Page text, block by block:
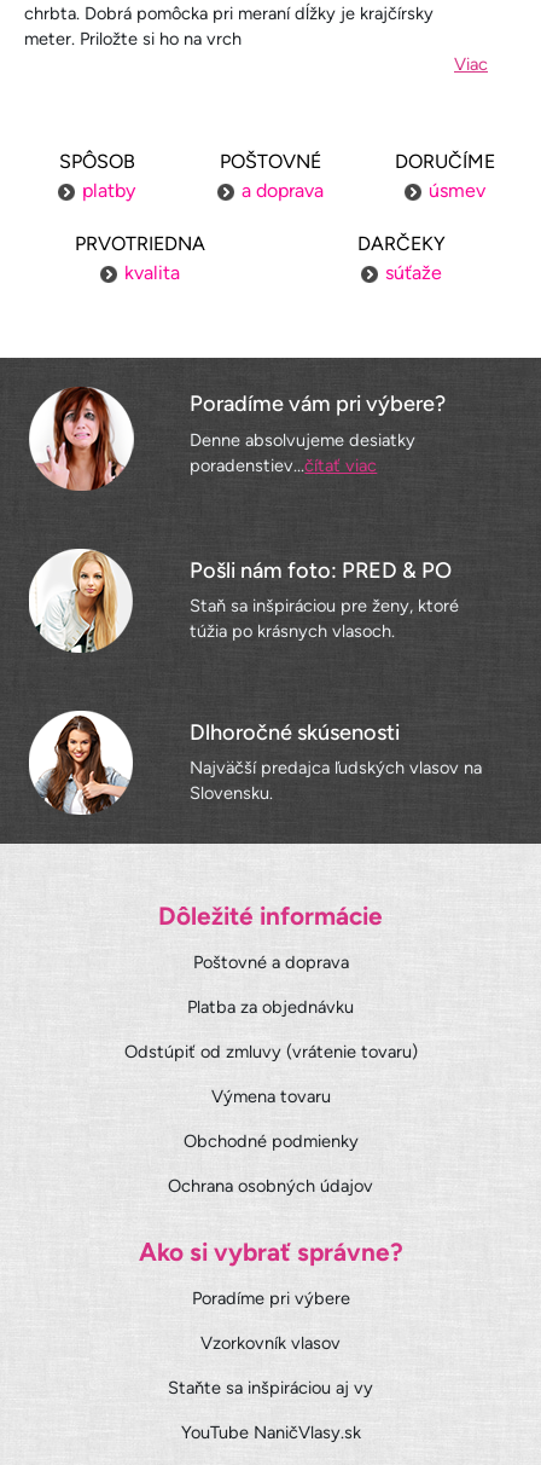
chrbta. Dobrá pomôcka pri meraní dĺžky je krajčírsky
meter. Priložte si ho na vrch
Viac
SPÔSOB
platby
POŠTOVNÉ
a doprava
DORUČÍME
úsmev
PRVOTRIEDNA
kvalita
DARČEKY
súťaže
Poradíme vám pri výbere?
Denne absolvujeme desiatky
poradenstiev...čítať viac
Pošli nám foto: PRED & PO
Staň sa inšpiráciou pre ženy, ktoré
túžia po krásnych vlasoch.
Dlhoročné skúsenosti
Najväčší predajca ľudských vlasov na
Slovensku.
Dôležité informácie
Poštovné a doprava
Platba za objednávku
Odstúpiť od zmluvy (vrátenie tovaru)
Výmena tovaru
Obchodné podmienky
Ochrana osobných údajov
Ako si vybrať správne?
Poradíme pri výbere
Vzorkovník vlasov
Staňte sa inšpiráciou aj vy
YouTube NaničVlasy.sk